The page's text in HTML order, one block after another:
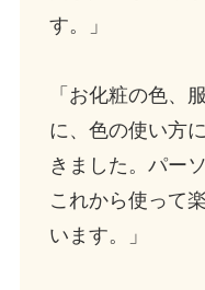
す。」
「お化粧の色、
に、色の使い方
きました。パー
これから使って
います。」